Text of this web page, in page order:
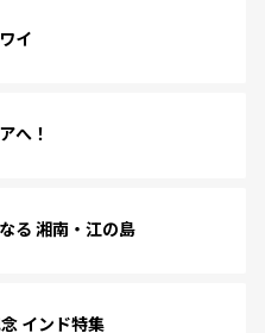
イ
へ！
る 湘南・江の島
インド特集